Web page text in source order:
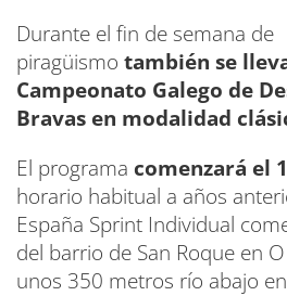
Durante el fin de semana de
piragüismo también se
Campeonato Galego de
Bravas en modalidad
El programa comenzará el
horario habitual a años
España Sprint Individual
del barrio de San Roque en
unos 350 metros río abajo